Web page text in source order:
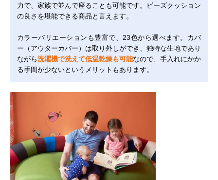
力で、家族で並んで座ることも可能です。ビーズクッション
の良さを堪能できる商品と言えます。
カラーバリエーションも豊富で、23色から選べます。カバ
ー（アウターカバー）は取り外しができ、独特な生地であり
ながら洗濯機で洗えて低温乾燥も可能なので、手入れにかか
る手間が少ないというメリットもあります。